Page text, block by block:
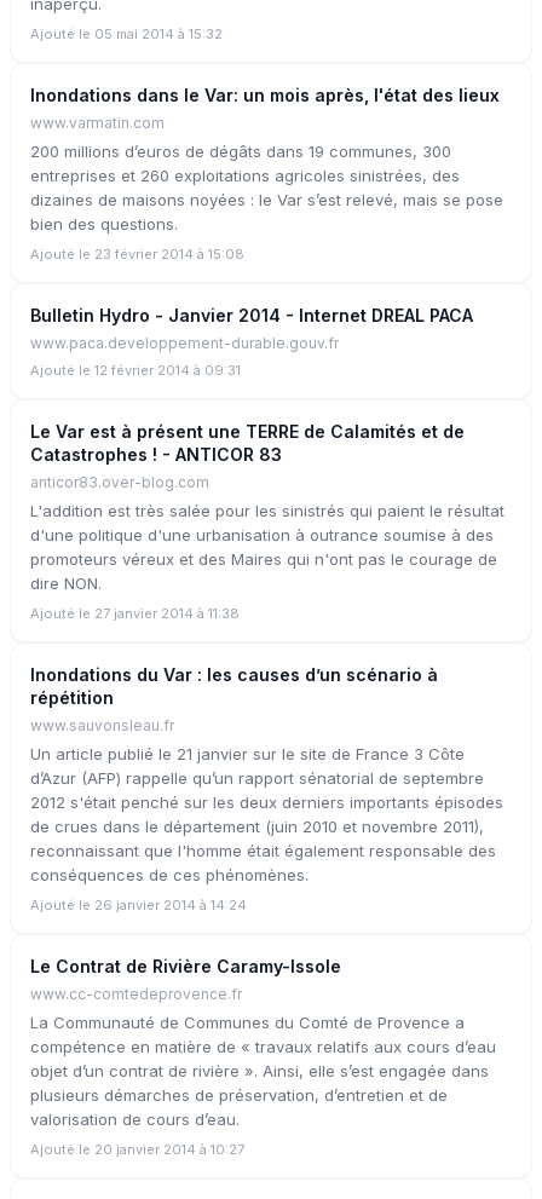
Ajouté le 05 mai 2014 à 15:32
Inondations dans le Var: un mois après, l'état des lieux
www.varmatin.com
200 millions d’euros de dégâts dans 19 communes, 300
entreprises et 260 exploitations agricoles sinistrées, des
dizaines de maisons noyées : le Var s’est relevé, mais se pose
bien des questions.
Ajouté le 23 février 2014 à 15:08
Bulletin Hydro - Janvier 2014 - Internet DREAL PACA
www.paca.developpement-durable.gouv.fr
Ajouté le 12 février 2014 à 09:31
Le Var est à présent une TERRE de Calamités et de
Catastrophes ! - ANTICOR 83
anticor83.over-blog.com
L'addition est très salée pour les sinistrés qui paient le résultat
d'une politique d'une urbanisation à outrance soumise à des
promoteurs véreux et des Maires qui n'ont pas le courage de
dire NON.
Ajouté le 27 janvier 2014 à 11:38
Inondations du Var : les causes d’un scénario à
répétition
www.sauvonsleau.fr
Un article publié le 21 janvier sur le site de France 3 Côte
d’Azur (AFP) rappelle qu’un rapport sénatorial de septembre
2012 s'était penché sur les deux derniers importants épisodes
de crues dans le département (juin 2010 et novembre 2011),
reconnaissant que l'homme était également responsable des
conséquences de ces phénomènes.
Ajouté le 26 janvier 2014 à 14:24
Le Contrat de Rivière Caramy-Issole
www.cc-comtedeprovence.fr
La Communauté de Communes du Comté de Provence a
compétence en matière de « travaux relatifs aux cours d’eau
objet d’un contrat de rivière ». Ainsi, elle s’est engagée dans
plusieurs démarches de préservation, d’entretien et de
valorisation de cours d’eau.
Ajouté le 20 janvier 2014 à 10:27